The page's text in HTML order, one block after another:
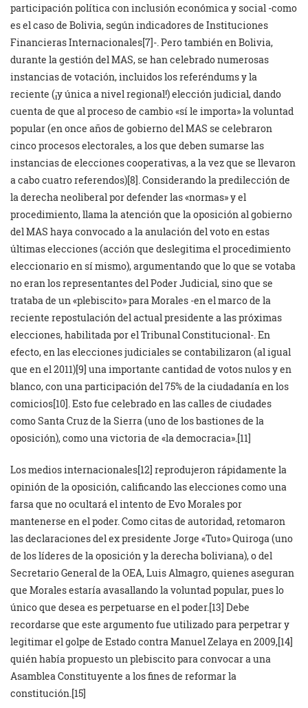
participación política con inclusión económica y social -como
es el caso de Bolivia, según indicadores de Instituciones
Financieras Internacionales[7]-. Pero también en Bolivia,
durante la gestión del MAS, se han celebrado numerosas
instancias de votación, incluidos los referéndums y la
reciente (¡y única a nivel regional!) elección judicial, dando
cuenta de que al proceso de cambio «sí le importa» la voluntad
popular (en once años de gobierno del MAS se celebraron
cinco procesos electorales, a los que deben sumarse las
instancias de elecciones cooperativas, a la vez que se llevaron
a cabo cuatro referendos)[8]. Considerando la predilección de
la derecha neoliberal por defender las «normas» y el
procedimiento, llama la atención que la oposición al gobierno
del MAS haya convocado a la anulación del voto en estas
últimas elecciones (acción que deslegitima el procedimiento
eleccionario en sí mismo), argumentando que lo que se votaba
no eran los representantes del Poder Judicial, sino que se
trataba de un «plebiscito» para Morales -en el marco de la
reciente repostulación del actual presidente a las próximas
elecciones, habilitada por el Tribunal Constitucional-. En
efecto, en las elecciones judiciales se contabilizaron (al igual
que en el 2011)[9] una importante cantidad de votos nulos y en
blanco, con una participación del 75% de la ciudadanía en los
comicios[10]. Esto fue celebrado en las calles de ciudades
como Santa Cruz de la Sierra (uno de los bastiones de la
oposición), como una victoria de «la democracia».[11]
Los medios internacionales[12] reprodujeron rápidamente la
opinión de la oposición, calificando las elecciones como una
farsa que no ocultará el intento de Evo Morales por
mantenerse en el poder. Como citas de autoridad, retomaron
las declaraciones del ex presidente Jorge «Tuto» Quiroga (uno
de los líderes de la oposición y la derecha boliviana), o del
Secretario General de la OEA, Luis Almagro, quienes aseguran
que Morales estaría avasallando la voluntad popular, pues lo
único que desea es perpetuarse en el poder.[13] Debe
recordarse que este argumento fue utilizado para perpetrar y
legitimar el golpe de Estado contra Manuel Zelaya en 2009,[14]
quién había propuesto un plebiscito para convocar a una
Asamblea Constituyente a los fines de reformar la
constitución.[15]